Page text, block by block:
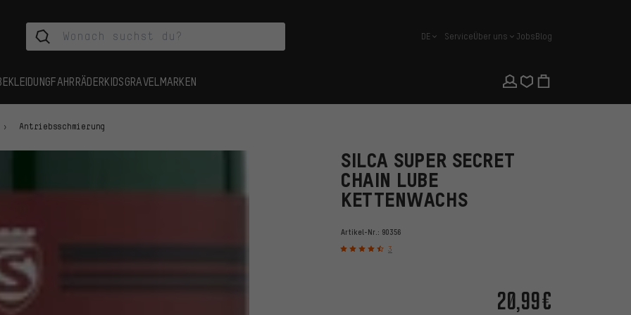
Deutsch
DE ServiceÜber uns JobsBlog
FAHRRÄDERKIDSGRAVEL MARKEN
Antriebsschmierung
SILCA SUPER SECRET
CHAIN LUBE
KETTENWACHS
Artikel-Nr.: 90356
3
20,99€